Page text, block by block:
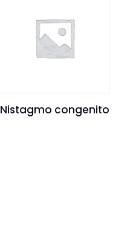
Nistagmo congenito